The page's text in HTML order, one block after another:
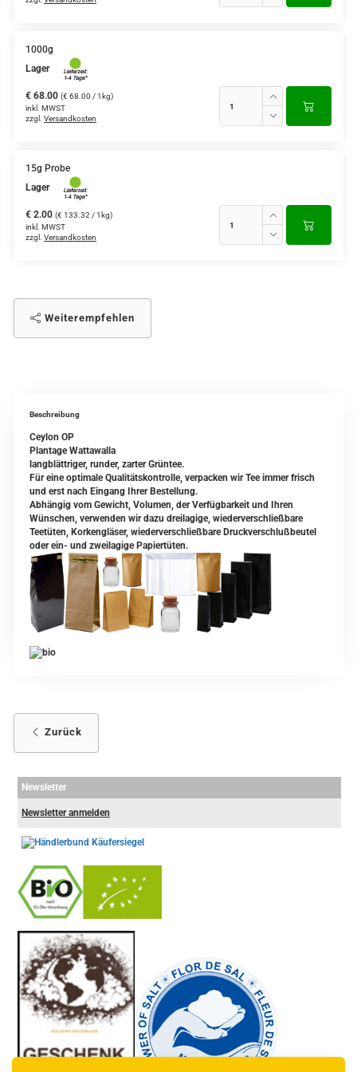
1000g
Lager
€ 68.00 (€ 68.00 / 1kg)
inkl. MWST
zzgl. Versandkosten
15g Probe
Lager
€ 2.00 (€ 133.32 / 1kg)
inkl. MWST
zzgl. Versandkosten
Weiterempfehlen
Beschreibung
Ceylon OP
Plantage Wattawalla
langblättriger, runder, zarter Grüntee.
Für eine optimale Qualitätskontrolle, verpacken wir Tee immer frisch
und erst nach Eingang Ihrer Bestellung.
Abhängig vom Gewicht, Volumen, der Verfügbarkeit und Ihren
Wünschen, verwenden wir dazu dreilagige, wiederverschließbare
Teetüten, Korkengläser, wiederverschließbare Druckverschlußbeutel
oder ein- und zweilagige Papiertüten.
Zurück
Newsletter
Newsletter anmelden